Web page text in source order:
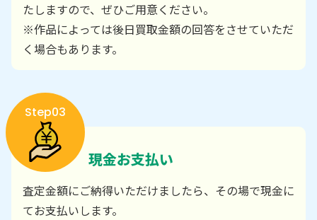
たしますので、ぜひご用意ください。
※作品によっては後日買取金額の回答をさせていただ
く場合もあります。
Step03
現金お支払い
査定金額にご納得いただけましたら、その場で現金に
てお支払いします。